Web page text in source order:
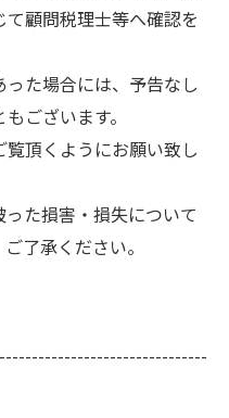
顧問税理士等へ確認を
た場合には、予告なし
ございます。
頂くようにお願い致し
た損害・損失について
了承ください。